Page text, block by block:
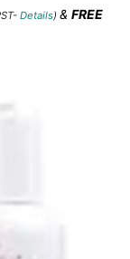
Details) & FREE